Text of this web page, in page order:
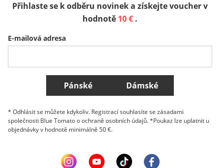
Slovenija
Belgique (Français) Danmark Norge
Všechny země
Přihlaste se k odběru novinek a získejte voucher v
hodnotě 10 € .
E-mailová adresa
Pánské Dámské
* Odhlásit se můžete kdykoliv. Registrací souhlasíte se zásadami
společnosti Blue Tomato o ochraně osobních údajů. *Poukaz lze uplatnit u
objednávky v hodnotě minimálně 50 €.